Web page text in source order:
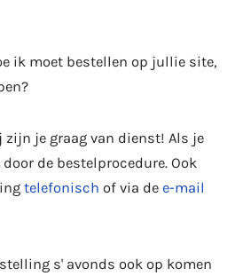
ik moet bestellen op jullie site,
zijn je graag van dienst! Als je
de bestelprocedure. Ook
telefonisch of via de e-mail
s' avonds ook op komen